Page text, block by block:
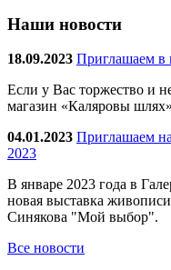
Наши новости
18.09.2023 Приглашаем в
Если у Вас торжество и
магазин «Каляровы
04.01.2023 Приглашаем
2023
В январе 2023 года в
новая выставка
Синякова "Мой выбор".
Все новости